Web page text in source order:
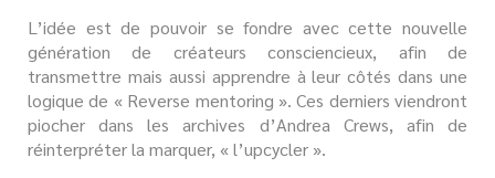
L’idée est de pouvoir se fondre avec cette nouvelle
génération de créateurs consciencieux, afin de
transmettre mais aussi apprendre à leur côtés dans une
logique de « Reverse mentoring ». Ces derniers viendront
piocher dans les archives d’Andrea Crews, afin de
réinterpréter la marquer, « l’upcycler ».